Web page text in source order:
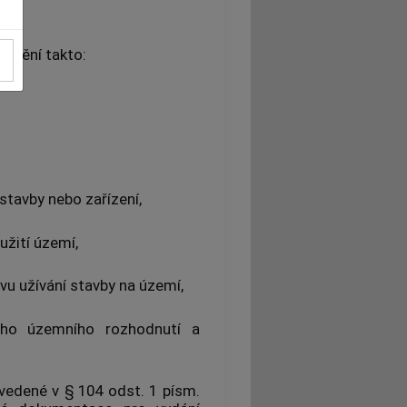
mění takto:
nebo zařízení,
území,
užívání stavby na území,
územního rozhodnutí a
v § 104 odst. 1 písm.